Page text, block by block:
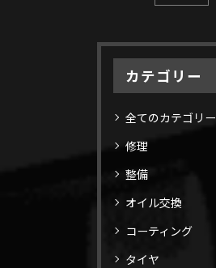
カテゴリー
全てのカテゴリー
修理
整備
オイル交換
コーティング
タイヤ